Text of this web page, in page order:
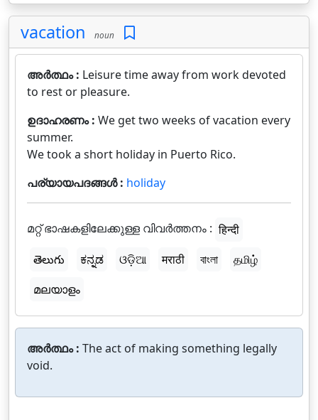
vacation noun
അർത്ഥം : Leisure time away from work devoted
to rest or pleasure.
ഉദാഹരണം : We get two weeks of vacation every
summer.
We took a short holiday in Puerto Rico.
പര്യായപദങ്ങൾ : holiday
മറ്റ് ഭാഷകളിലേക്കുള്ള വിവർത്തനം : हिन्दी
తెలుగు
ಕನ್ನಡ ଓଡ଼ିଆ मराठी বাংলা
தமிழ்
മലയാളം
അർത്ഥം : The act of making something legally
void.